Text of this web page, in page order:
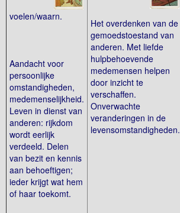
voelen/waarn.
Aandacht voor
persoonlijke
omstandigheden,
medemenselijkheid.
Leven in dienst van
anderen: rijkdom
wordt eerlijk
verdeeld. Delen
van bezit en kennis
aan behoeftigen;
ieder krijgt wat hem
of haar toekomt.
Het overdenken van de
gemoedstoestand van
anderen. Met liefde
hulpbehoevende
medemensen helpen
door inzicht te
verschaffen.
Onverwachte
veranderingen in de
levensomstandigheden.